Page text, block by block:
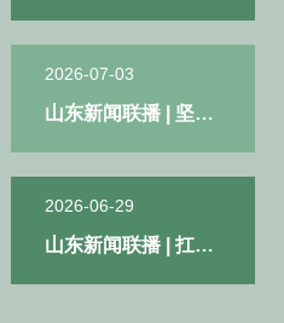
让科技冲在第一线
2026-07-03
山东新闻联播 | 坚定
创造无愧于时代和人
民的新业绩【习近平
总书记在庆祝中国共
2026-06-29
山东新闻联播 | 扛牢
放》
2025-12-10
【山农大家说】十年
2025-12-10
【山农大家说】选育